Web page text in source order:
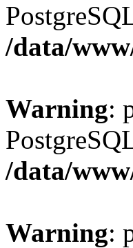
/data/
Warning:
/data/
Warning: